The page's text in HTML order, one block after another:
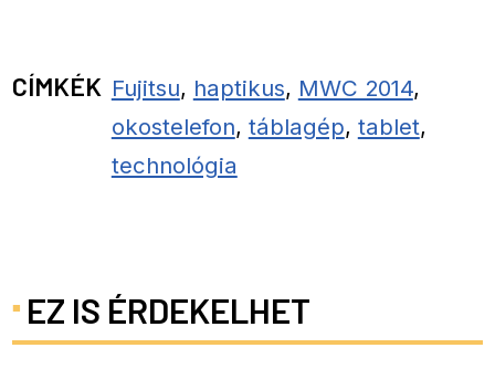
CÍMKÉK Fujitsu, haptikus, MWC 2014,
okostelefon, táblagép, tablet,
technológia
EZ IS ÉRDEKELHET